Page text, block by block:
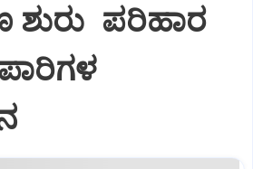
ಶುರು ಪರಿಹಾರ